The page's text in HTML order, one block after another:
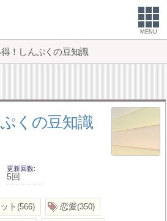
MENU
！しんぷくの豆知識
くの豆知識
更新回数
5回
ト 566 恋愛 350